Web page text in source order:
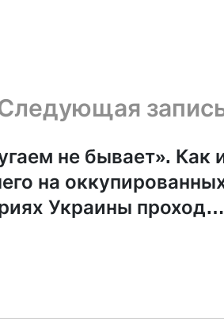
не бывает». Как
на
Украины проходит